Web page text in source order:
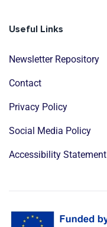
Useful Links
Newsletter Repository
Contact
Privacy Policy
Social Media Policy
Accessibility Statement